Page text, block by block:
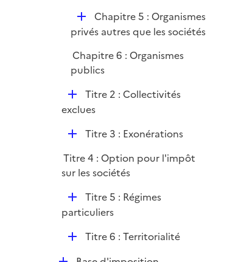
D
é
l
i
e
Chapitre 5 : Organismes
privés autres que les sociétés
Chapitre 6 : Organismes
publics
D
é
e
r
Titre 2 : Collectivités
exclues
D
p
l
e
r
Titre 3 : Exonérations
Titre 4 : Option pour l'impôt
sur les sociétés
D
é
i
Titre 5 : Régimes
particuliers
DTitre 6 : Territorialité